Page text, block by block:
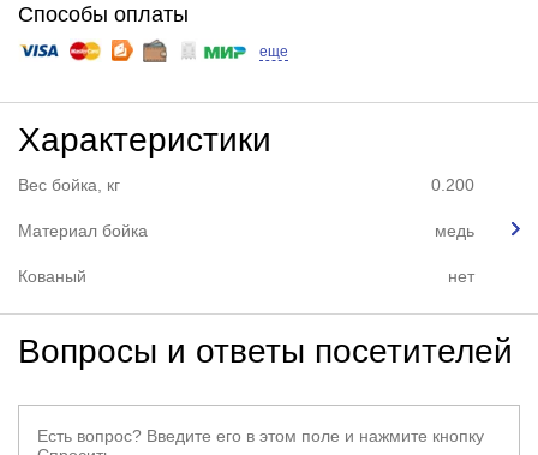
Способы оплаты
еще
Характеристики
Вес бойка, кг 0.200
Материал бойка медь
Кованый нет
Вопросы и ответы посетителей